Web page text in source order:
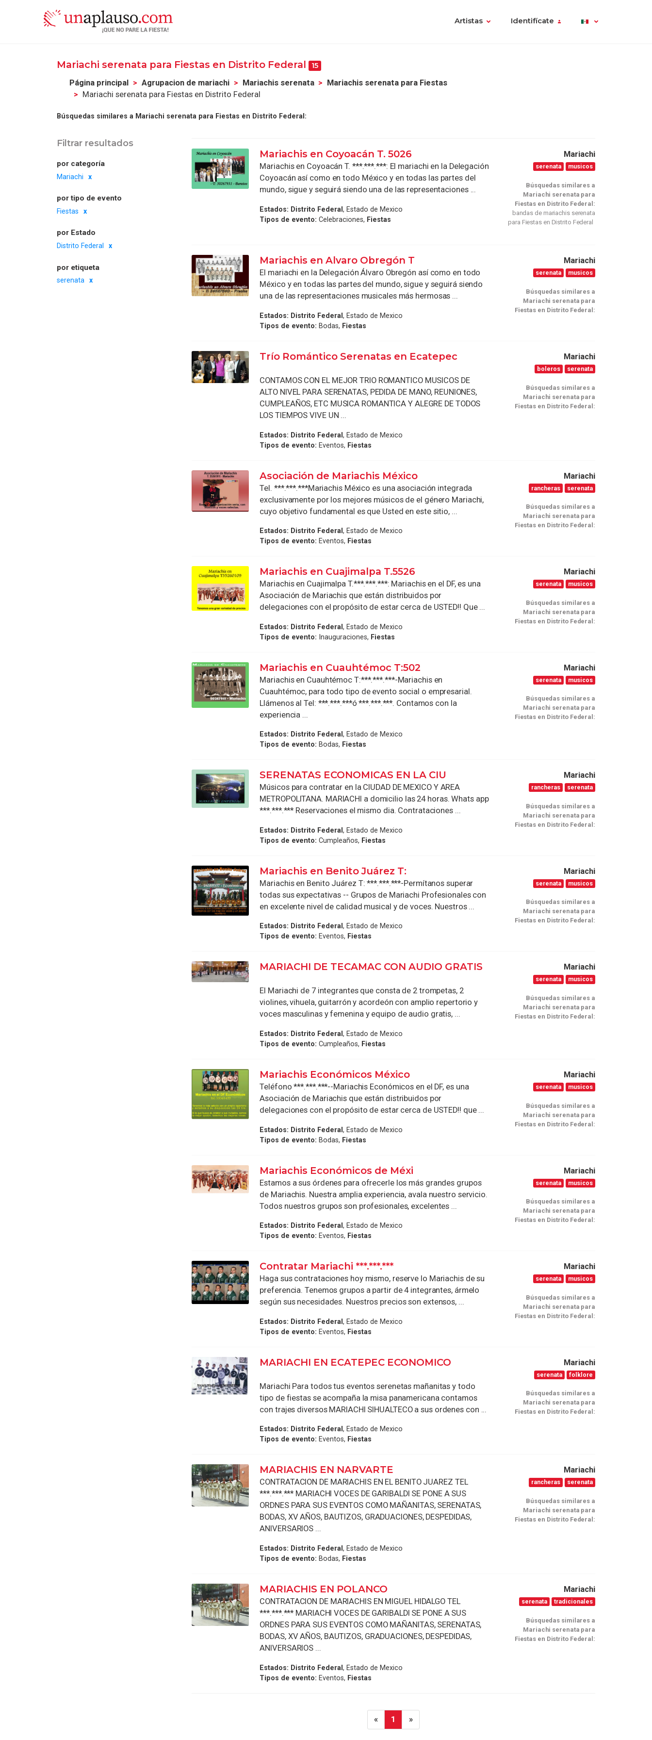
Artistas Identifícate
Mariachi serenata para Fiestas en Distrito Federal 15
Página principal Agrupacion de mariachi Mariachis serenata
Mariachis serenata para Fiestas
Mariachi serenata para Fiestas en Distrito Federal
Búsquedas similares a Mariachi serenata para Fiestas en Distrito Federal:
Filtrar resultados
por categoría
Mariachi
por tipo de evento
Fiestas
por Estado
Distrito Federal
por etiqueta
serenata
Mariachis en Coyoacán T. 5026
Mariachis en Coyoacán T. ***.***.***: El mariachi en la Delegación
Coyoacán así como en todo México y en todas las partes del
mundo, sigue y seguirá siendo una de las representaciones ...
Estados: Distrito Federal, Estado de Mexico
Tipos de evento: Celebraciones, Fiestas
Mariachi
serenata musicos
Búsquedas similares a
Mariachi serenata para
Fiestas en Distrito Federal:
bandas de mariachis serenata
para Fiestas en Distrito Federal
Mariachis en Alvaro Obregón T
El mariachi en la Delegación Álvaro Obregón así como en todo
México y en todas las partes del mundo, sigue y seguirá siendo
una de las representaciones musicales más hermosas ...
Estados: Distrito Federal, Estado de Mexico
Tipos de evento: Bodas, Fiestas
Mariachi
serenata musicos
Búsquedas similares a
Mariachi serenata para
Fiestas en Distrito Federal:
Trío Romántico Serenatas en Ecatepec
CONTAMOS CON EL MEJOR TRIO ROMANTICO MUSICOS DE
ALTO NIVEL PARA SERENATAS, PEDIDA DE MANO, REUNIONES,
CUMPLEAÑOS, ETC MUSICA ROMANTICA Y ALEGRE DE TODOS
LOS TIEMPOS VIVE UN ...
Estados: Distrito Federal, Estado de Mexico
Tipos de evento: Eventos, Fiestas
Mariachi
boleros serenata
Búsquedas similares a
Mariachi serenata para
Fiestas en Distrito Federal:
Asociación de Mariachis México
Tel. ***.***.***Mariachis México es una asociación integrada
exclusivamente por los mejores músicos de el género Mariachi,
cuyo objetivo fundamental es que Usted en este sitio, ...
Estados: Distrito Federal, Estado de Mexico
Tipos de evento: Eventos, Fiestas
Mariachi
rancheras serenata
Búsquedas similares a
Mariachi serenata para
Fiestas en Distrito Federal:
Mariachis en Cuajimalpa T.5526
Mariachis en Cuajimalpa T.***.***.***: Mariachis en el DF, es una
Asociación de Mariachis que están distribuidos por
delegaciones con el propósito de estar cerca de USTED!! Que ...
Estados: Distrito Federal, Estado de Mexico
Tipos de evento: Inauguraciones, Fiestas
Mariachi
serenata musicos
Búsquedas similares a
Mariachi serenata para
Fiestas en Distrito Federal:
Mariachis en Cuauhtémoc T:502
Mariachis en Cuauhtémoc T:***.***.***-Mariachis en
Cuauhtémoc, para todo tipo de evento social o empresarial.
Llámenos al Tel: ***.***.***ó ***.***.***. Contamos con la
experiencia ...
Estados: Distrito Federal, Estado de Mexico
Tipos de evento: Bodas, Fiestas
Mariachi
serenata musicos
Búsquedas similares a
Mariachi serenata para
Fiestas en Distrito Federal:
SERENATAS ECONOMICAS EN LA CIU
Músicos para contratar en la CIUDAD DE MEXICO Y AREA
METROPOLITANA. MARIACHI a domicilio las 24 horas. Whats app
***.***.*** Reservaciones el mismo dia. Contrataciones ...
Estados: Distrito Federal, Estado de Mexico
Tipos de evento: Cumpleaños, Fiestas
Mariachi
rancheras serenata
Búsquedas similares a
Mariachi serenata para
Fiestas en Distrito Federal:
Mariachis en Benito Juárez T:
Mariachis en Benito Juárez T: ***.***.***-Permítanos superar
todas sus expectativas -- Grupos de Mariachi Profesionales con
en excelente nivel de calidad musical y de voces. Nuestros ...
Estados: Distrito Federal, Estado de Mexico
Tipos de evento: Eventos, Fiestas
Mariachi
serenata musicos
Búsquedas similares a
Mariachi serenata para
Fiestas en Distrito Federal:
MARIACHI DE TECAMAC CON AUDIO GRATIS
El Mariachi de 7 integrantes que consta de 2 trompetas, 2
violines, vihuela, guitarrón y acordeón con amplio repertorio y
voces masculinas y femenina y equipo de audio gratis, ...
Estados: Distrito Federal, Estado de Mexico
Tipos de evento: Cumpleaños, Fiestas
Mariachi
serenata musicos
Búsquedas similares a
Mariachi serenata para
Fiestas en Distrito Federal:
Mariachis Económicos México
Teléfono ***.***.***--Mariachis Económicos en el DF, es una
Asociación de Mariachis que están distribuidos por
delegaciones con el propósito de estar cerca de USTED!! que ...
Estados: Distrito Federal, Estado de Mexico
Tipos de evento: Bodas, Fiestas
Mariachi
serenata musicos
Búsquedas similares a
Mariachi serenata para
Fiestas en Distrito Federal:
Mariachis Económicos de Méxi
Estamos a sus órdenes para ofrecerle los más grandes grupos
de Mariachis. Nuestra amplia experiencia, avala nuestro servicio.
Todos nuestros grupos son profesionales, excelentes ...
Estados: Distrito Federal, Estado de Mexico
Tipos de evento: Eventos, Fiestas
Mariachi
serenata musicos
Búsquedas similares a
Mariachi serenata para
Fiestas en Distrito Federal:
Contratar Mariachi ***.***.***
Haga sus contrataciones hoy mismo, reserve lo Mariachis de su
preferencia. Tenemos grupos a partir de 4 integrantes, ármelo
según sus necesidades. Nuestros precios son extensos, ...
Estados: Distrito Federal, Estado de Mexico
Tipos de evento: Eventos, Fiestas
Mariachi
serenata musicos
Búsquedas similares a
Mariachi serenata para
Fiestas en Distrito Federal:
MARIACHI EN ECATEPEC ECONOMICO
Mariachi Para todos tus eventos serenetas mañanitas y todo
tipo de fiestas se acompaña la misa panamericana contamos
con trajes diversos MARIACHI SIHUALTECO a sus ordenes con ...
Estados: Distrito Federal, Estado de Mexico
Tipos de evento: Eventos, Fiestas
Mariachi
serenata folklore
Búsquedas similares a
Mariachi serenata para
Fiestas en Distrito Federal:
MARIACHIS EN NARVARTE
CONTRATACION DE MARIACHIS EN EL BENITO JUAREZ TEL
***.***.*** MARIACHI VOCES DE GARIBALDI SE PONE A SUS
ORDNES PARA SUS EVENTOS COMO MAÑANITAS, SERENATAS,
BODAS, XV AÑOS, BAUTIZOS, GRADUACIONES, DESPEDIDAS,
ANIVERSARIOS ...
Estados: Distrito Federal, Estado de Mexico
Tipos de evento: Bodas, Fiestas
Mariachi
rancheras serenata
Búsquedas similares a
Mariachi serenata para
Fiestas en Distrito Federal:
MARIACHIS EN POLANCO
CONTRATACION DE MARIACHIS EN MIGUEL HIDALGO TEL
***.***.*** MARIACHI VOCES DE GARIBALDI SE PONE A SUS
ORDNES PARA SUS EVENTOS COMO MAÑANITAS, SERENATAS,
BODAS, XV AÑOS, BAUTIZOS, GRADUACIONES, DESPEDIDAS,
ANIVERSARIOS ...
Estados: Distrito Federal, Estado de Mexico
Tipos de evento: Eventos, Fiestas
Mariachi
serenata tradicionales
Búsquedas similares a
Mariachi serenata para
Fiestas en Distrito Federal:
« 1 »